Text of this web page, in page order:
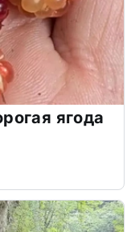
ягода